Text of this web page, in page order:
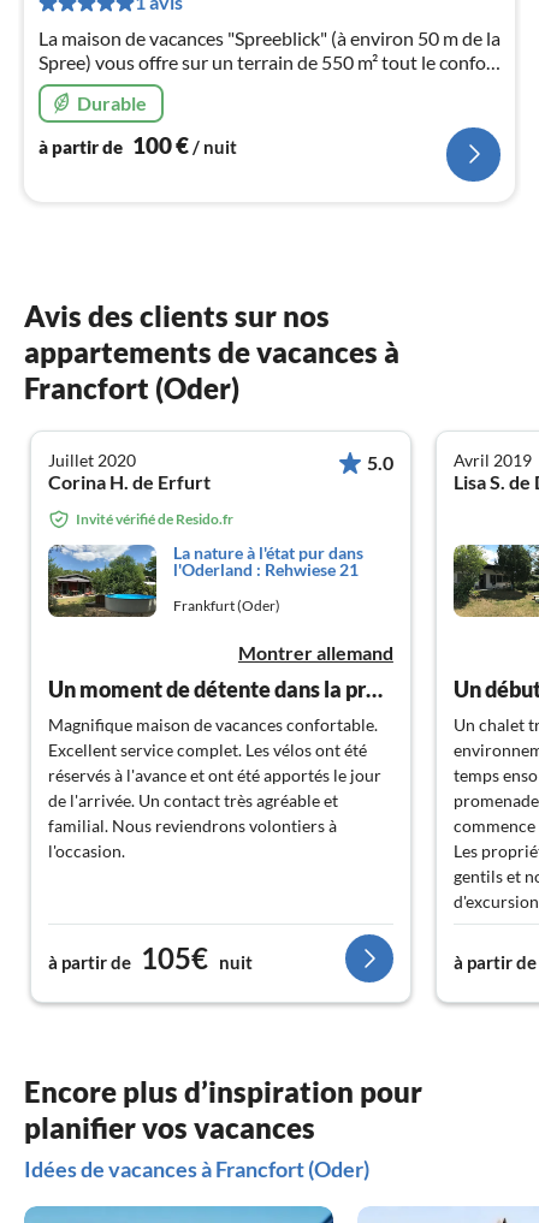
La maison de vacances "Spreeblick" (à environ 50 m de la
Spree) vous offre sur un terrain de 550 m² tout le confort
nécessaire pour passer des vacances reposantes dans la
Basse Lusace.
Durable
à partir de 100€ / nuit
Avis des clients sur nos
appartements de vacances à
Francfort (Oder)
Juillet 2020
Corina H. de Erfurt
5.0
Invité vérifié de Resido.fr
La nature à l'état pur dans
l'Oderland : Rehwiese 21
Frankfurt (Oder)
Montrer allemand
Un moment de détente dans la prairie des chevreuils
Magnifique maison de vacances confortable.
Excellent service complet. Les vélos ont été
réservés à l'avance et ont été apportés le jour
de l'arrivée. Un contact très agréable et
familial. Nous reviendrons volontiers à
l'occasion.
à partir de 105€ nuit
Avril 2019
Lisa S.
Un
Un chalet
temps
Les
gentils et
à partir de
Encore plus d’inspiration pour
planifier vos vacances
Idées de vacances à Francfort (Oder)